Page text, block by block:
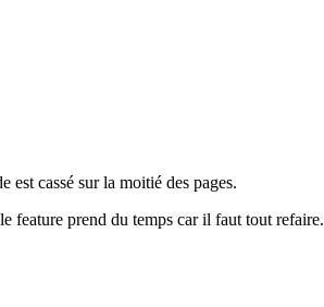
est cassé sur la moitié des pages.
feature prend du temps car il faut tout refaire.